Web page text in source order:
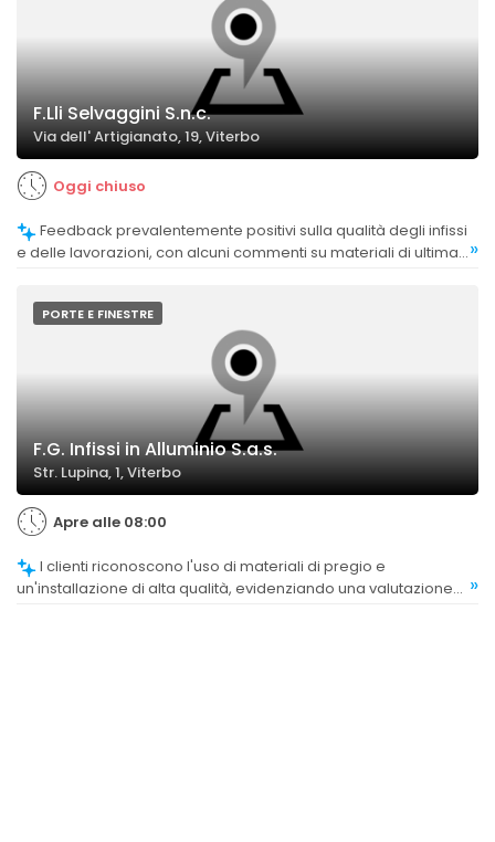
F.Lli Selvaggini S.n.c.
Via dell' Artigianato, 19, Viterbo
Oggi chiuso
e delle lavorazioni, con alcuni commenti su materiali di ultima
»
PORTE E FINESTRE
F.G. Infissi in Alluminio S.a.s.
Str. Lupina, 1, Viterbo
Apre alle 08:00
un'installazione di alta qualità, evidenziando una valutazione
»